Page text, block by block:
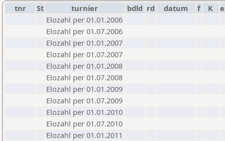
tnr St turnier bdld rd datum f K
Elozahl per 01.01.2006
Elozahl per 01.07.2006
Elozahl per 01.01.2007
Elozahl per 01.07.2007
Elozahl per 01.01.2008
Elozahl per 01.07.2008
Elozahl per 01.01.2009
Elozahl per 01.07.2009
Elozahl per 01.01.2010
Elozahl per 01.07.2010
Elozahl per 01.01.2011